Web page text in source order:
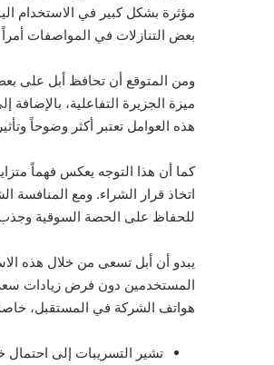
مؤثرة بشكل كبير في الاستخدام
بعض التنازلات في المواصفات أمراً
ومن المتوقع أن تحافظ أبل على
ميزة الجزيرة التفاعلية،
هذه العوامل تعتبر أكثر وضوحاً
كما أن هذا التوجه يعكس فهماً
اتخاذ قرار الشراء. ومع المنافسة
للحفاظ على الحصة السوقية
يبدو أن أبل تسعى من خلال هذه
المستخدمين دون فرض زيادات
هواتف الشركة في المستقبل،
تشير التسريبات إلى احتمال خفض جودة شاشة